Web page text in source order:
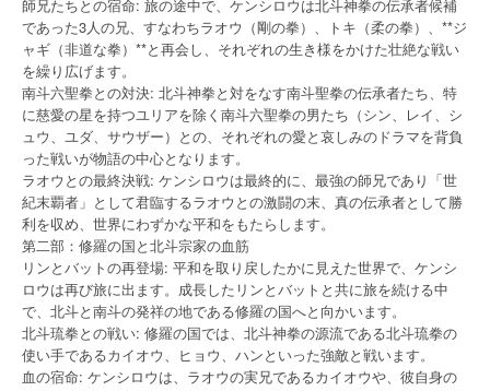
師兄たちとの宿命: 旅の途中で、ケンシロウは北斗神拳の伝承者候補
であった3人の兄、すなわちラオウ（剛の拳）、トキ（柔の拳）、**ジ
ャギ（非道な拳）**と再会し、それぞれの生き様をかけた壮絶な戦い
を繰り広げます。
南斗六聖拳との対決: 北斗神拳と対をなす南斗聖拳の伝承者たち、特
に慈愛の星を持つユリアを除く南斗六聖拳の男たち（シン、レイ、シ
ュウ、ユダ、サウザー）との、それぞれの愛と哀しみのドラマを背負
った戦いが物語の中心となります。
ラオウとの最終決戦: ケンシロウは最終的に、最強の師兄であり「世
紀末覇者」として君臨するラオウとの激闘の末、真の伝承者として勝
利を収め、世界にわずかな平和をもたらします。
第二部：修羅の国と北斗宗家の血筋
リンとバットの再登場: 平和を取り戻したかに見えた世界で、ケンシ
ロウは再び旅に出ます。成長したリンとバットと共に旅を続ける中
で、北斗と南斗の発祥の地である修羅の国へと向かいます。
北斗琉拳との戦い: 修羅の国では、北斗神拳の源流である北斗琉拳の
使い手であるカイオウ、ヒョウ、ハンといった強敵と戦います。
血の宿命: ケンシロウは、ラオウの実兄であるカイオウや、彼自身の